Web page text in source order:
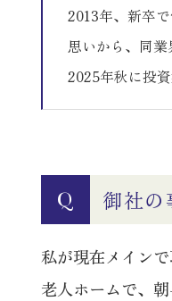
2013年、新卒
思いから、同
2025年秋に投
Q 御社の
私が現在メイン
老人ホームで、